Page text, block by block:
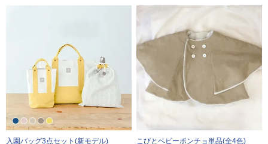
入園バッグ3点セット(新モデル)
こびとベビーポンチョ単品(全4色)